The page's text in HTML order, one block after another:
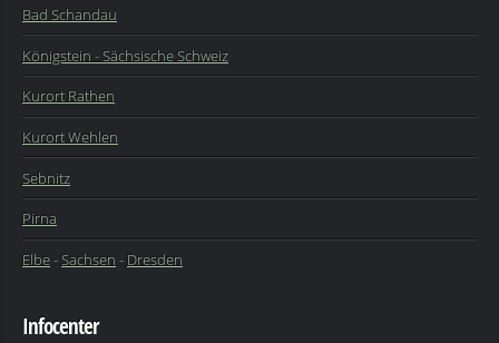
Bad Schandau
Königstein - Sächsische Schweiz
Kurort Rathen
Kurort Wehlen
Sebnitz
Pirna
Elbe-Sachsen - Dresden
Infocenter